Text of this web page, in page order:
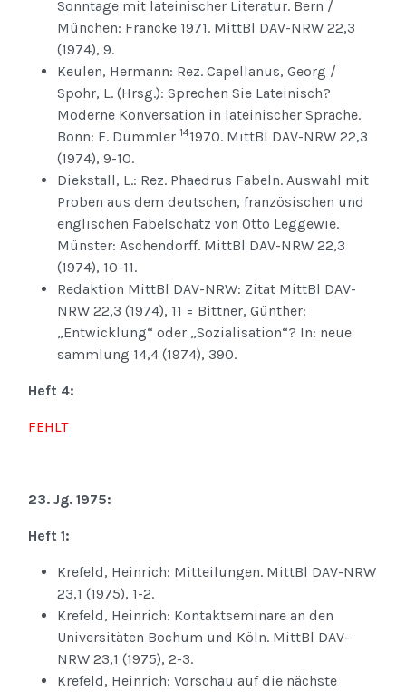
Sonntage mit lateinischer Literatur. Bern /
München: Francke 1971. MittBl DAV-NRW 22,3
(1974), 9.
Keulen, Hermann: Rez. Capellanus, Georg /
Spohr, L. (Hrsg.): Sprechen Sie Lateinisch?
Moderne Konversation in lateinischer Sprache.
Bonn: F. Dümmler 141970. MittBl DAV-NRW 22,3
(1974), 9-10.
Diekstall, L.: Rez. Phaedrus Fabeln. Auswahl mit
Proben aus dem deutschen, französischen und
englischen Fabelschatz von Otto Leggewie.
Münster: Aschendorff. MittBl DAV-NRW 22,3
(1974), 10-11.
Redaktion MittBl DAV-NRW: Zitat MittBl DAV-
NRW 22,3 (1974), 11 = Bittner, Günther:
„Entwicklung“ oder „Sozialisation“? In: neue
sammlung 14,4 (1974), 390.
Heft 4:
FEHLT
23. Jg. 1975:
Heft 1:
Krefeld, Heinrich: Mitteilungen. MittBl DAV-NRW
23,1 (1975), 1-2.
Krefeld, Heinrich: Kontaktseminare an den
Universitäten Bochum und Köln. MittBl DAV-
NRW 23,1 (1975), 2-3.
Krefeld, Heinrich: Vorschau auf die nächste